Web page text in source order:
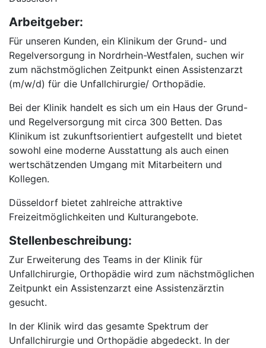
Arbeitgeber:
Für unseren Kunden, ein Klinikum der Grund- und
Regelversorgung in Nordrhein-Westfalen, suchen wir
zum nächstmöglichen Zeitpunkt einen Assistenzarzt
(m/w/d) für die Unfallchirurgie/ Orthopädie.
Bei der Klinik handelt es sich um ein Haus der Grund-
und Regelversorgung mit circa 300 Betten. Das
Klinikum ist zukunftsorientiert aufgestellt und bietet
sowohl eine moderne Ausstattung als auch einen
wertschätzenden Umgang mit Mitarbeitern und
Kollegen.
Düsseldorf bietet zahlreiche attraktive
Freizeitmöglichkeiten und Kulturangebote.
Stellenbeschreibung:
Zur Erweiterung des Teams in der Klinik für
Unfallchirurgie, Orthopädie wird zum nächstmöglichen
Zeitpunkt ein Assistenzarzt eine Assistenzärztin
gesucht.
In der Klinik wird das gesamte Spektrum der
Unfallchirurgie und Orthopädie abgedeckt. In der